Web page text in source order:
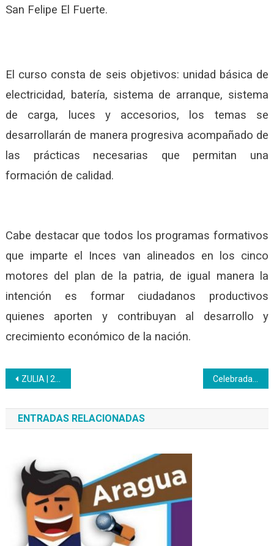
San Felipe El Fuerte.
El curso consta de seis objetivos: unidad básica de
electricidad, batería, sistema de arranque, sistema
de carga, luces y accesorios, los temas se
desarrollarán de manera progresiva acompañado de
las prácticas necesarias que permitan una
formación de calidad.
Cabe destacar que todos los programas formativos
que imparte el Inces van alineados en los cinco
motores del plan de la patria, de igual manera la
intención es formar ciudadanos productivos
quienes aporten y contribuyan al desarrollo y
crecimiento económico de la nación.
Navegación
de
entradas
ZULIA | 22 jóvenes iniciaron su capacitación técnica profesional en Seguridad Industrial
ENTRADAS RELACIONADAS